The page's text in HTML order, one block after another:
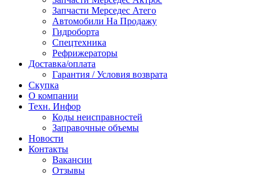
Запчасти Мерседес Атего
Автомобили На Продажу
Гидроборта
Спецтехника
Рефрижераторы
Доставка/оплата
Гарантия / Условия возврата
Скупка
О компании
Техн. Инфор
Коды неисправностей
Заправочные объемы
Новости
Контакты
Вакансии
Отзывы